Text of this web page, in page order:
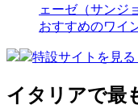
ェーゼ（サンジ
おすすめのワイ
特設サイトを見
イタリアで最